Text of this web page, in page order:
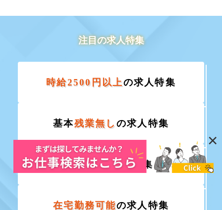
注目の求人特集
時給2500円以上の求人特集
基本残業無し の求人特集
服装自由 求人特集
在宅勤務可能の求人特集
×